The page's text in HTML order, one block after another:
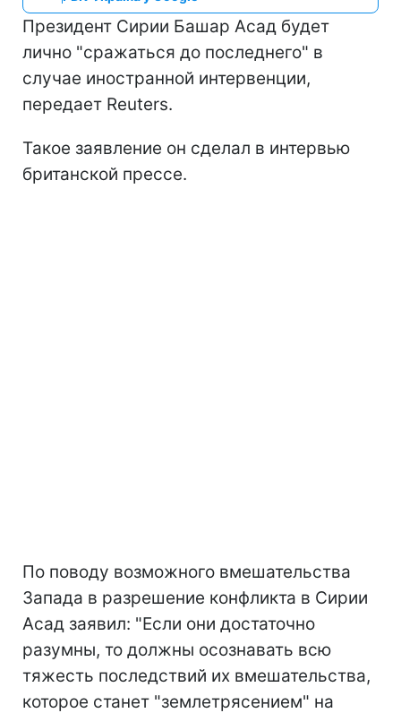
Президент Сирии Башар Асад будет
лично "сражаться до последнего" в
случае иностранной интервенции,
передает Reuters.
Такое заявление он сделал в интервью
британской прессе.
По поводу возможного вмешательства
Запада в разрешение конфликта в Сирии
Асад заявил: "Если они достаточно
разумны, то должны осознавать всю
тяжесть последствий их вмешательства,
которое станет "землетрясением" на